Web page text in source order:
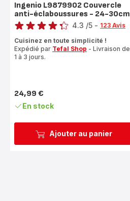
Ajouter au panier
Ingenio L9879902 Couvercle
anti-éclaboussures - 24-30cm
Note
4.3 /5 - 123 Avis
Cuisinez en toute simplicité !
Expédié par Tefal Shop - Livraison de
1 à 3 jours.
Prix
24,99 €
En stock